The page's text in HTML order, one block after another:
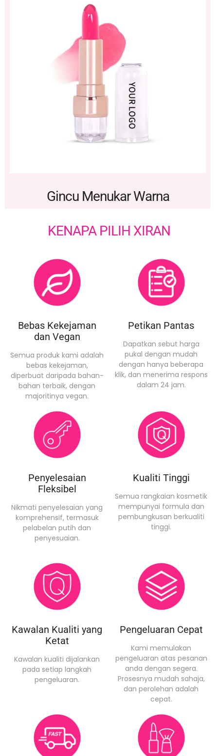
Gincu Menukar Warna
KENAPA PILIH XIRAN
Bebas Kekejaman
dan Vegan
Semua produk kami adalah
bebas kekejaman,
diperbuat daripada bahan-
bahan terbaik, dengan
majoritinya vegan.
Petikan Pantas
Dapatkan sebut harga
pukal dengan mudah
dengan hanya beberapa
klik, dan menerima respons
dalam 24 jam.
Penyelesaian
Fleksibel
Nikmati penyelesaian yang
komprehensif, termasuk
pelabelan putih dan
penyesuaian.
Kualiti Tinggi
Semua rangkaian kosmetik
mempunyai formula dan
pembungkusan berkualiti
tinggi.
Kawalan Kualiti yang
Ketat
Kawalan kualiti dijalankan
pada setiap langkah
pengeluaran.
Pengeluaran Cepat
Kami memulakan
pengeluaran atas pesanan
anda dengan segera.
Prosesnya mudah sahaja,
dan perolehan adalah
cepat.